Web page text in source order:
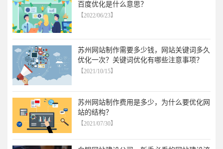
百度优化是什么意思？
【2022/06/23】
苏州网站制作需要多少钱，网站关键词多久
优化一次？关键词优化有哪些注意事项？
【2021/10/15】
苏州网站制作费用是多少，为什么要优化网
站的结构？
【2021/07/30】